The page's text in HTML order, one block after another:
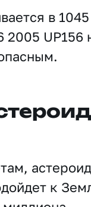
в 1045
2005 UP156
астероид
к